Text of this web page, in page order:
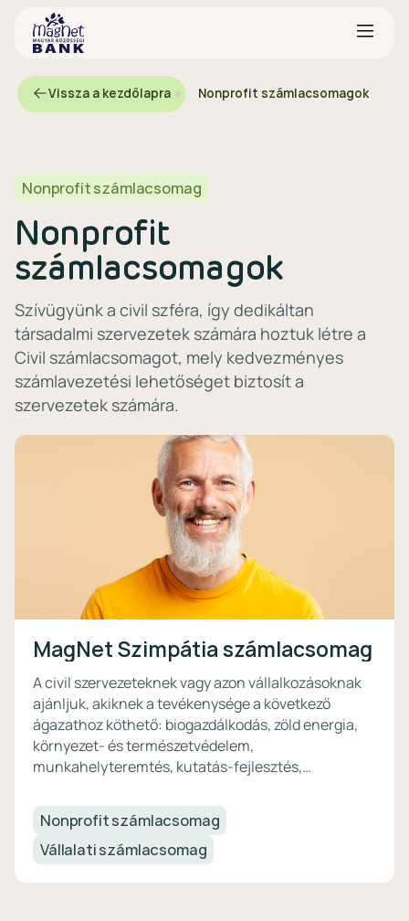
Vissza a kezdőlapra Nonprofit számlacsomagok
Nonprofit számlacsomag
Nonprofit
számlacsomagok
Szívügyünk a civil szféra, így dedikáltan
társadalmi szervezetek számára hoztuk létre a
Civil számlacsomagot, mely kedvezményes
számlavezetési lehetőséget biztosít a
szervezetek számára.
MagNet Szimpátia számlacsomag
A civil szervezeteknek vagy azon vállalkozásoknak
ajánljuk, akiknek a tevékenysége a következő
ágazathoz köthető: biogazdálkodás, zöld energia,
környezet- és természetvédelem,
munkahelyteremtés, kutatás-fejlesztés,
Nonprofit számlacsomag
Vállalati számlacsomag